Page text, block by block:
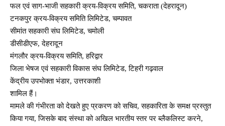
फल एवं साग-भाजी सहकारी क्रय-विक्रय समिति, चकराता (देहरादून)
टनकपुर क्रय-विक्रय समिति लिमिटेड, चम्पावत
सीमांत सहकारी संघ लिमिटेड, चमोली
डीसीडीएफ, देहरादून
मंगलौर क्रय-विक्रय समिति, हरिद्वार
जिला भेषज एवं सहकारी विकास संघ लिमिटेड, टिहरी गढ़वाल
केंद्रीय उपभोक्ता भंडार, उत्तरकाशी
शामिल हैं।
मामले की गंभीरता को देखते हुए प्रकरण को सचिव, सहकारिता के समक्ष प्रस्तुत
किया गया, जिसके बाद संस्था को अखिल भारतीय स्तर पर ब्लैकलिस्ट करने,